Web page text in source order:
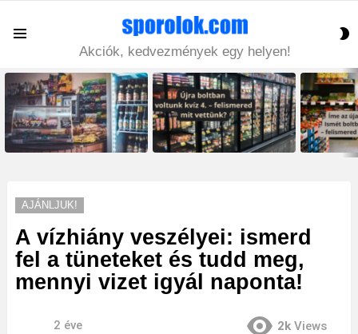
Akciók, kedvezmények egy helyen!
LATEST
STORIES
AJÁNLJUK!
A vízhiány veszélyei: ismerd
fel a tüneteket és tudd meg,
mennyi vizet igyál naponta!
2 éve 2k Views